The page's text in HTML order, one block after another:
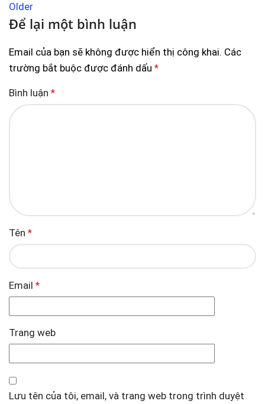
Older
Để lại một bình luận
Email của bạn sẽ không được hiển thị công khai. Các
trường bắt buộc được đánh dấu *
Bình luận *
Tên *
Email *
Trang web
Lưu tên của tôi, email, và trang web trong trình duyệt